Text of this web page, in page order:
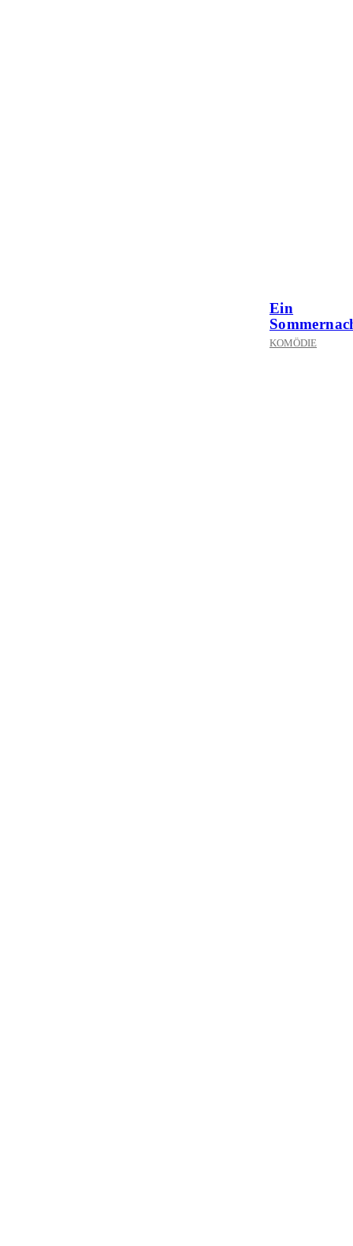
Ein
KOMÖDIE